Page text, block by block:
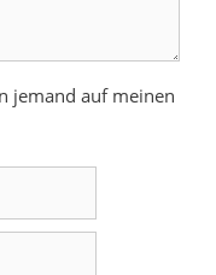
jemand auf meinen